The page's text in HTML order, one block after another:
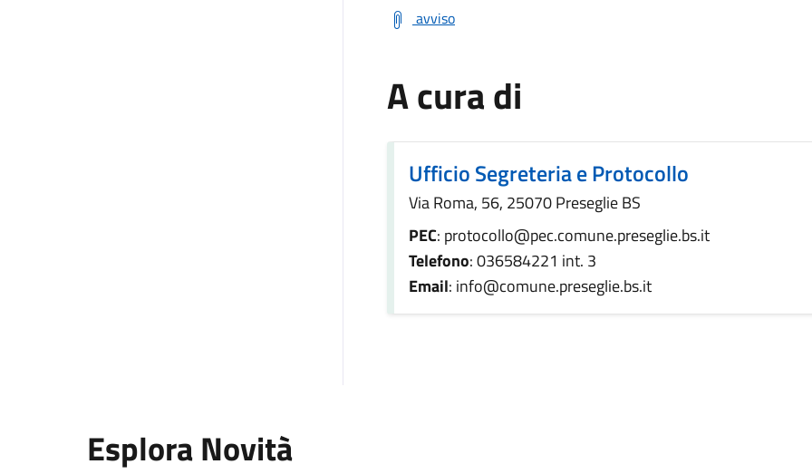
avviso
A cura di
Ufficio Segreteria e Protocollo
Via Roma, 56, 25070 Preseglie BS
PEC: protocollo@pec.comune.preseglie.bs.it
Telefono: 036584221 int. 3
Email: info@comune.preseglie.bs.it
Esplora Novità